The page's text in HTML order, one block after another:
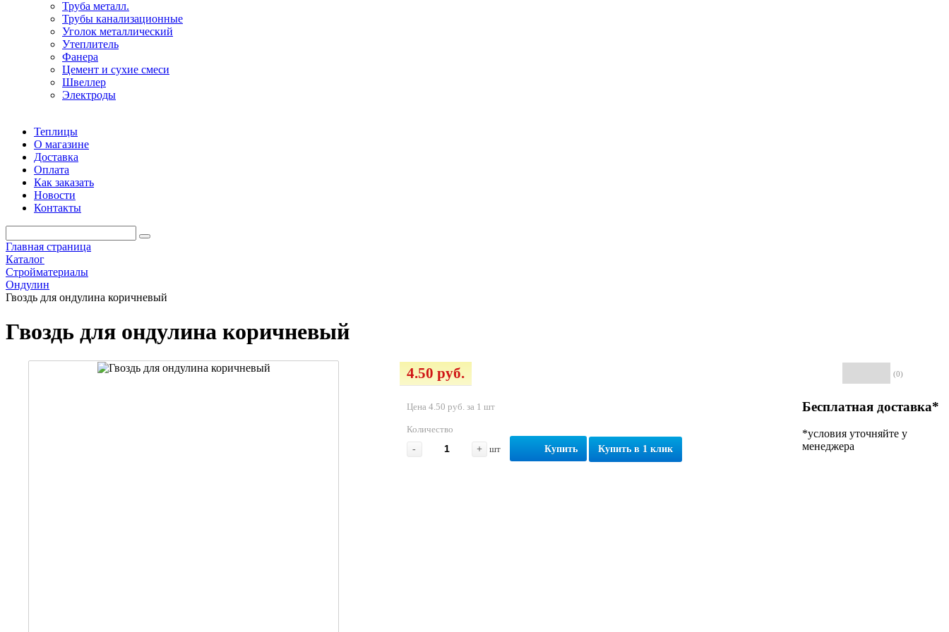
Труба металл.
Трубы канализационные
Уголок металлический
Утеплитель
Фанера
Цемент и сухие смеси
Швеллер
Электроды
Теплицы
О магазине
Доставка
Оплата
Как заказать
Новости
Контакты
Главная страница
Каталог
Стройматериалы
Ондулин
Гвоздь для ондулина коричневый
Гвоздь для ондулина коричневый
(0)
Бесплатная доставка*
*условия уточняйте у
менеджера
4.50 руб.
Цена 4.50 руб. за 1 шт
Количество
-
+ шт Купить Купить в 1 клик